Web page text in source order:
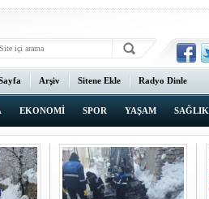
Arşiv Sitene Ekle Radyo Dinle
EKONOMİ SPOR YAŞAM SAĞLIK